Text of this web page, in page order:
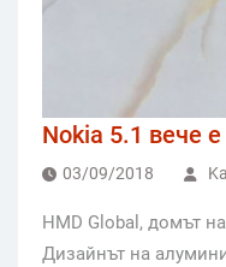
Nokia 5.1 вече
03/09/2018
HMD Global, домът
Дизайнът на